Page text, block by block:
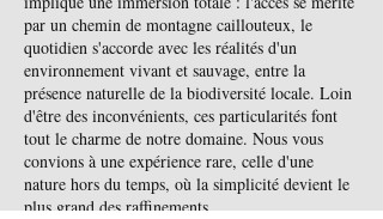
par un chemin de montagne caillouteux, le
quotidien s'accorde avec les réalités d'un
environnement vivant et sauvage, entre la
présence naturelle de la biodiversité locale. Loin
d'être des inconvénients, ces particularités font
tout le charme de notre domaine. Nous vous
convions à une expérience rare, celle d'une
nature hors du temps, où la simplicité devient le
plus grand des raffinements.